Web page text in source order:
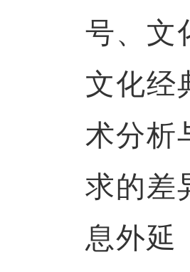
号、文
文化经
术分析
求的差
息外延